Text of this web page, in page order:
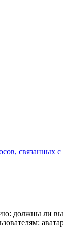
связанных
должны ли